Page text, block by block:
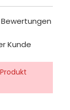
Kunde